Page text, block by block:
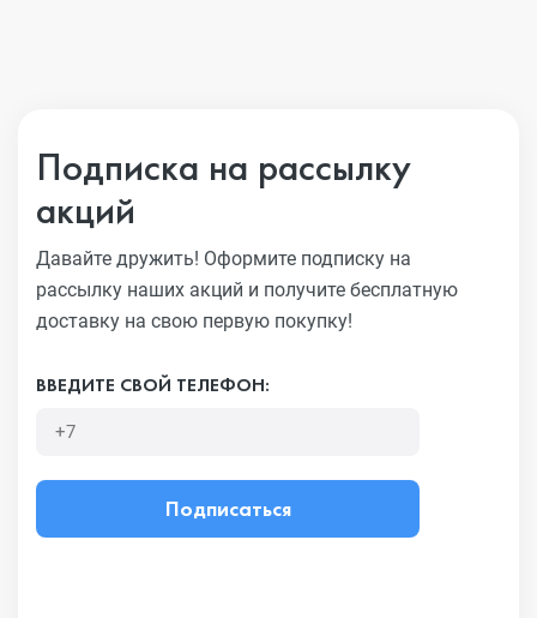
Подписка на рассылку
акций
Давайте дружить! Оформите подписку на
рассылку наших акций и получите бесплатную
доставку на свою первую покупку!
ВВЕДИТЕ СВОЙ ТЕЛЕФОН:
Подписаться